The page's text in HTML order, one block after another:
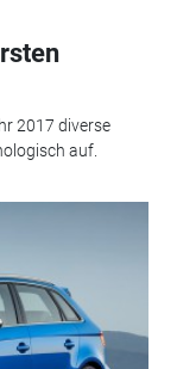
2017 diverse
auf.